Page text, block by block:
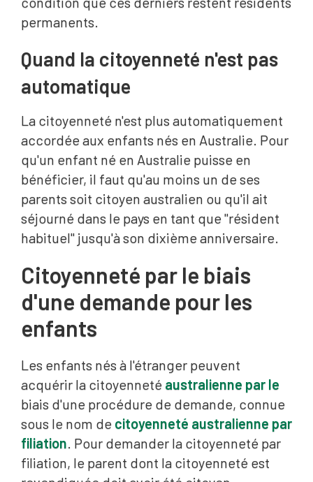
permanents.
Quand la citoyenneté n'est pas
automatique
La citoyenneté n'est plus automatiquement
accordée aux enfants nés en Australie. Pour
qu'un enfant né en Australie puisse en
bénéficier, il faut qu'au moins un de ses
parents soit citoyen australien ou qu'il ait
séjourné dans le pays en tant que "résident
habituel" jusqu'à son dixième anniversaire.
Citoyenneté par le biais
d'une demande pour les
enfants
Les enfants nés à l'étranger peuvent
acquérir la citoyenneté australienne par le
biais d'une procédure de demande, connue
sous le nom de citoyenneté australienne par
filiation. Pour demander la citoyenneté par
filiation, le parent dont la citoyenneté est